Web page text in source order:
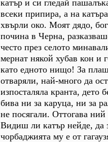
катър и си гледай
всеки припира, а на
хвърли око. Моят дядо,
почина в Черна,
често през селото
мернат някой хубав кон и
като едното нищо! За
отваряли, най-много да
изпосталяла кранта, дето
бива ни за каруца, ни за
не посягали. Оттогава ний
Видиш ли катър нейде, да
чорбаджията му е от